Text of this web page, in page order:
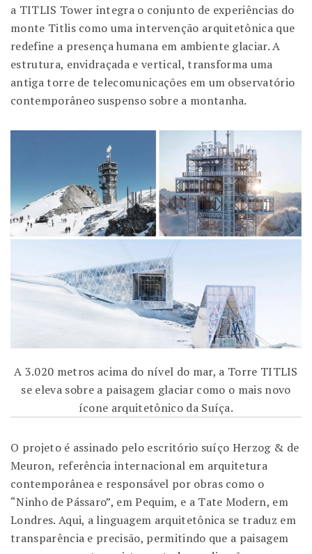
a TITLIS Tower integra o conjunto de experiências do
monte Titlis como uma intervenção arquitetônica que
redefine a presença humana em ambiente glaciar. A
estrutura, envidraçada e vertical, transforma uma
antiga torre de telecomunicações em um observatório
contemporâneo suspenso sobre a montanha.
A 3.020 metros acima do nível do mar, a Torre TITLIS
se eleva sobre a paisagem glaciar como o mais novo
ícone arquitetônico da Suíça.
O projeto é assinado pelo escritório suíço Herzog & de
Meuron, referência internacional em arquitetura
contemporânea e responsável por obras como o
“Ninho de Pássaro”, em Pequim, e a Tate Modern, em
Londres. Aqui, a linguagem arquitetônica se traduz em
transparência e precisão, permitindo que a paisagem